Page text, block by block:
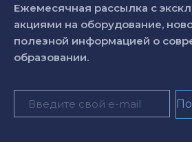
Ежемесячная рассылка с
акциями на оборудование,
полезной информацией о
образовании.